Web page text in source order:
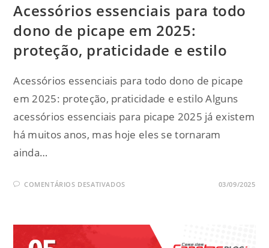
Acessórios essenciais para todo
dono de picape em 2025:
proteção, praticidade e estilo
Acessórios essenciais para todo dono de picape
em 2025: proteção, praticidade e estilo Alguns
acessórios essenciais para picape 2025 já existem
há muitos anos, mas hoje eles se tornaram
ainda…
COMENTÁRIOS DESATIVADOS 03/09/2025